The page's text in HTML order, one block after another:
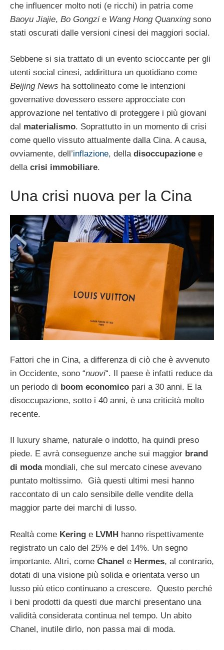
che influencer molto noti (e ricchi) in patria come
Baoyu Jiajie, Bo Gongzi e Wang Hong Quanxingsono
stati oscurati dalle versioni cinesi dei maggiori social.
Sebbene si sia trattato di un evento scioccante per gli
utenti social cinesi, addirittura un quotidiano come
Beijing News ha sottolineato come le intenzioni
governative dovessero essere approcciate con
approvazione nel tentativo di proteggere i più giovani
dal materialismo. Soprattutto in un momento di crisi
come quello vissuto attualmente dalla Cina. A causa,
ovviamente, dell’inflazione, della disoccupazione e
della crisi immobiliare.
Una crisi nuova per la Cina
Fattori che in Cina, a differenza di ciò che è avvenuto
in Occidente, sono “nuovi“. Il paese è infatti reduce da
un periodo di boom economico pari a 30 anni. E la
disoccupazione, sotto i 40 anni, è una criticità molto
recente.
Il luxury shame, naturale o indotto, ha quindi preso
piede. E avrà conseguenze anche sui maggior brand
di modamondiali, che sul mercato cinese avevano
puntato moltissimo. Già questi ultimi mesi hanno
raccontato di un calo sensibile delle vendite della
maggior parte dei marchi di lusso.
Realtà come Kering e LVMH hanno rispettivamente
registrato un calo del 25% e del 14%. Un segno
importante. Altri, come Chanel e Hermes, al contrario,
dotati di una visione più solida e orientata verso un
lusso più etico continuano a crescere. Questo perché
i beni prodotti da questi due marchi presentano una
validità considerata continua nel tempo. Un abito
Chanel, inutile dirlo, non passa mai di moda.